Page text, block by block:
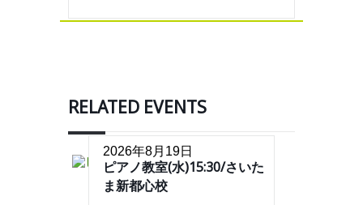
RELATED EVENTS
2026年8月19日
ピアノ教室(水)15:30/さいた
ま新都心校